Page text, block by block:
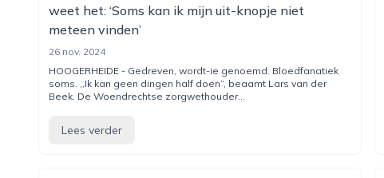
weet het: ‘Soms kan ik mijn uit-knopje niet
meteen vinden’
26 nov. 2024
HOOGERHEIDE - Gedreven, wordt-ie genoemd. Bloedfanatiek
soms. ,,Ik kan geen dingen half doen”, beaamt Lars van der
Beek. De Woendrechtse zorgwethouder...
Lees verder